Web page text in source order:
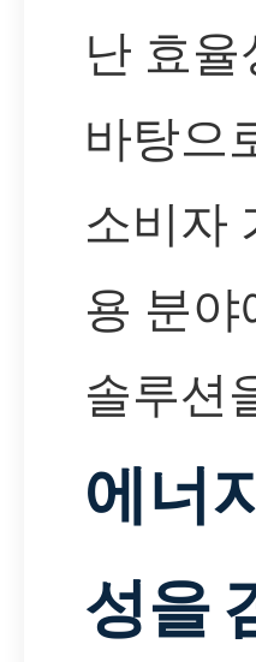
난 효
바탕으
소비자
용 분
솔루션
에너
성을